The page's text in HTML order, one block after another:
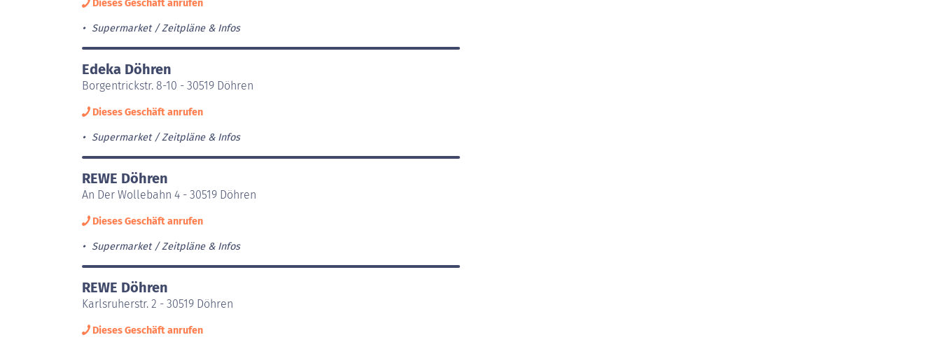
Dieses Geschäft anrufen
Supermarket Zeitpläne & Infos
Edeka Döhren
Borgentrickstr. 8-10 - 30519 Döhren
Dieses Geschäft anrufen
Supermarket Zeitpläne & Infos
REWE Döhren
An Der Wollebahn 4 - 30519 Döhren
Dieses Geschäft anrufen
Supermarket Zeitpläne & Infos
REWE Döhren
Karlsruherstr. 2 - 30519 Döhren
Dieses Geschäft anrufen